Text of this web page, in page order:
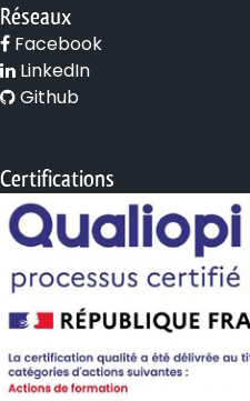
Réseaux
Facebook
LinkedIn
Github
Certifications